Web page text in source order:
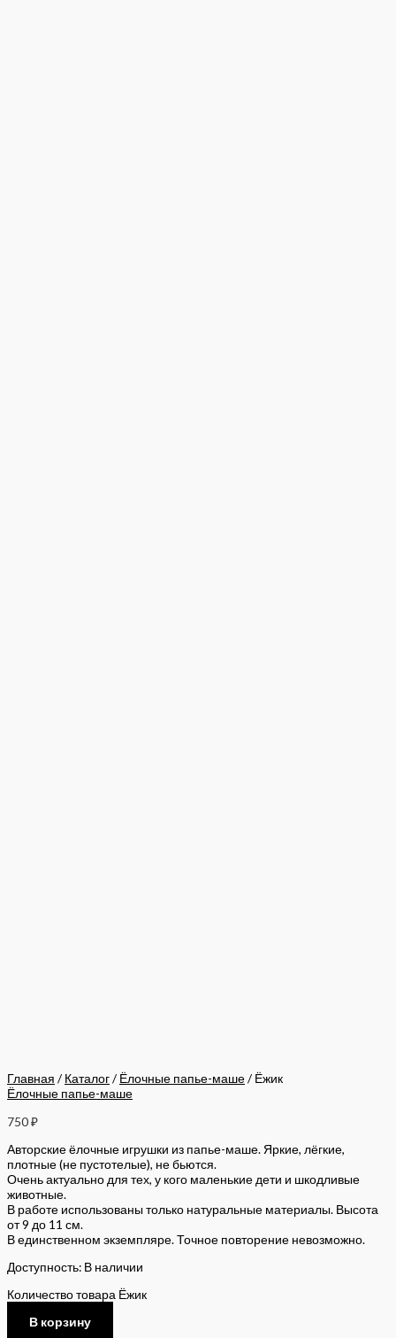
Главная / Каталог/ Ёлочные папье-маше/ Ёжик
Ёлочные папье-маше
750₽
Авторские ёлочные игрушки из папье-маше. Яркие, лёгкие,
плотные (не пустотелые), не бьются.
Очень актуально для тех, у кого маленькие дети и шкодливые
животные.
В работе использованы только натуральные материалы. Высота
от 9 до 11 см.
В единственном экземпляре. Точное повторение невозможно.
Доступность: В наличии
Количество товара Ёжик
В корзину